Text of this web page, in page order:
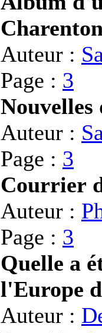
Auteur :
Page : 3
Nouvelles
Auteur :
Page : 3
Courrier
Auteur :
Page : 3
Quelle a
l'Europe
Auteur :